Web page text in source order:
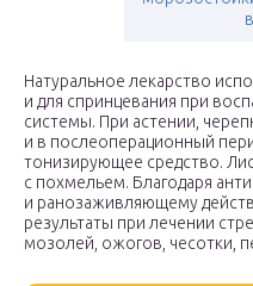
Натуральное лекарство
и для спринцевания при
системы. При астении,
и в послеоперационный
тонизирующее средство.
с похмельем. Благодаря
и ранозаживляющему
результаты при лечении
мозолей, ожогов, чесотки,